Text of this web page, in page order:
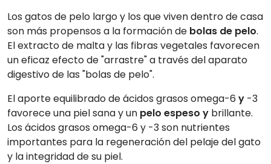
Los gatos de pelo largo y los que viven dentro de casa
son más propensos a la formación de bolas de pelo.
El extracto de malta y las fibras vegetales favorecen
un eficaz efecto de "arrastre" a través del aparato
digestivo de las "bolas de pelo".
El aporte equilibrado de ácidos grasos omega-6 y -3
favorece una piel sana y un pelo espeso y brillante.
Los ácidos grasos omega-6 y -3 son nutrientes
importantes para la regeneración del pelaje del gato
y la integridad de su piel.